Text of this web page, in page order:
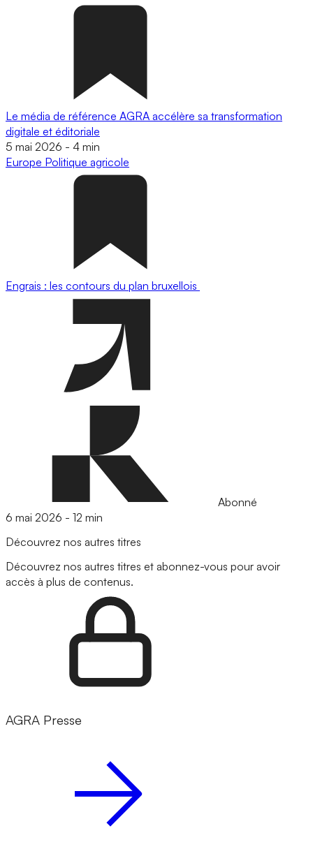
Le média de référence AGRA accélère sa transformation
digitale et éditoriale
5 mai 2026 - 4 min
Europe Politique agricole
Engrais : les contours du plan bruxellois
Abonné
6 mai 2026 - 12 min
Découvrez nos autres titres
Découvrez nos autres titres et abonnez-vous pour avoir
accès à plus de contenus.
AGRA Presse